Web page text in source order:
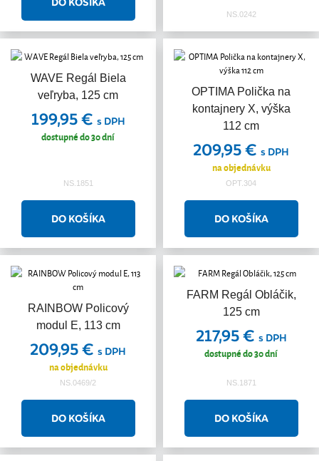
NS.0242
WAVE Regál Biela
veľryba, 125 cm
199,95 € s DPH
dostupné do 30 dní
NS.1851
OPTIMA Polička na
kontajnery X, výška
112 cm
209,95 € s DPH
na objednávku
OPT.304
RAINBOW Policový
modul E, 113 cm
209,95 € s DPH
na objednávku
NS.0469/2
FARM Regál Obláčik,
125 cm
217,95 € s DPH
dostupné do 30 dní
NS.1871